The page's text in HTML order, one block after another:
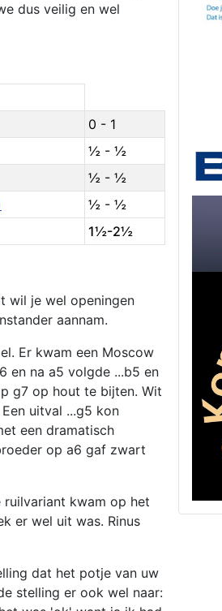
dus veilig en wel
0 - 1
½ - ½
½ - ½
½ - ½
1½-2½
wil je wel openingen
aannam.
Er kwam een Moscow
en na a5 volgde ...b5 en
g7 op hout te bijten. Wit
uitval ...g5 kon
een dramatisch
op a6 gaf zwart
ruilvariant kwam op het
er wel uit was. Rinus
dat het potje van uw
stelling er ook wel naar: